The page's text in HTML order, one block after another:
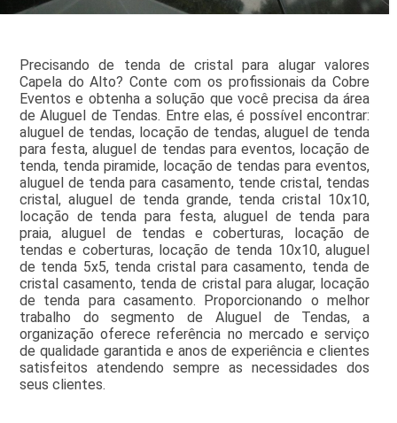
Precisando de tenda de cristal para alugar valores
Capela do Alto? Conte com os profissionais da Cobre
Eventos e obtenha a solução que você precisa da área
de Aluguel de Tendas. Entre elas, é possível encontrar:
aluguel de tendas, locação de tendas, aluguel de tenda
para festa, aluguel de tendas para eventos, locação de
tenda, tenda piramide, locação de tendas para eventos,
aluguel de tenda para casamento, tende cristal, tendas
cristal, aluguel de tenda grande, tenda cristal 10x10,
locação de tenda para festa, aluguel de tenda para
praia, aluguel de tendas e coberturas, locação de
tendas e coberturas, locação de tenda 10x10, aluguel
de tenda 5x5, tenda cristal para casamento, tenda de
cristal casamento, tenda de cristal para alugar, locação
de tenda para casamento. Proporcionando o melhor
trabalho do segmento de Aluguel de Tendas, a
organização oferece referência no mercado e serviço
de qualidade garantida e anos de experiência e clientes
satisfeitos atendendo sempre as necessidades dos
seus clientes.